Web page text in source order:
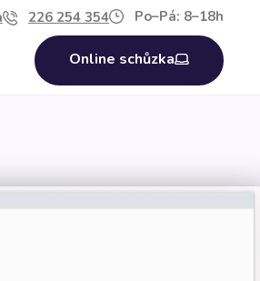
226 254 354 Po–Pá: 8–18h
Online schůzka